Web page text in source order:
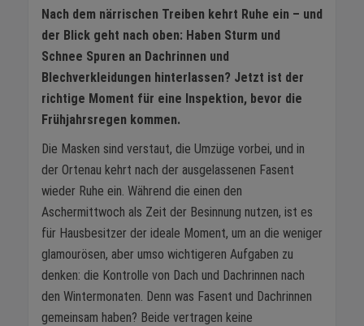
Nach dem närrischen Treiben kehrt Ruhe ein – und
der Blick geht nach oben: Haben Sturm und
Schnee Spuren an Dachrinnen und
Blechverkleidungen hinterlassen? Jetzt ist der
richtige Moment für eine Inspektion, bevor die
Frühjahrsregen kommen.
Die Masken sind verstaut, die Umzüge vorbei, und in
der Ortenau kehrt nach der ausgelassenen Fasent
wieder Ruhe ein. Während die einen den
Aschermittwoch als Zeit der Besinnung nutzen, ist es
für Hausbesitzer der ideale Moment, um an die weniger
glamourösen, aber umso wichtigeren Aufgaben zu
denken: die Kontrolle von Dach und Dachrinnen nach
den Wintermonaten. Denn was Fasent und Dachrinnen
gemeinsam haben? Beide vertragen keine